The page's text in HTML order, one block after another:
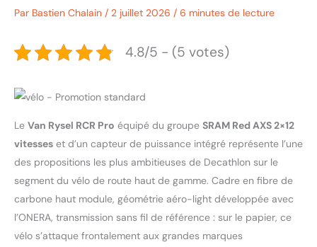
Par Bastien Chalain / 2 juillet 2026 / 6 minutes de lecture
4.8/5 - (5 votes)
Le Van Rysel RCR Pro équipé du groupe SRAM Red AXS 2×12
vitesses et d’un capteur de puissance intégré représente l’une
des propositions les plus ambitieuses de Decathlon sur le
segment du vélo de route haut de gamme. Cadre en fibre de
carbone haut module, géométrie aéro-light développée avec
l’ONERA, transmission sans fil de référence : sur le papier, ce
vélo s’attaque frontalement aux grandes marques